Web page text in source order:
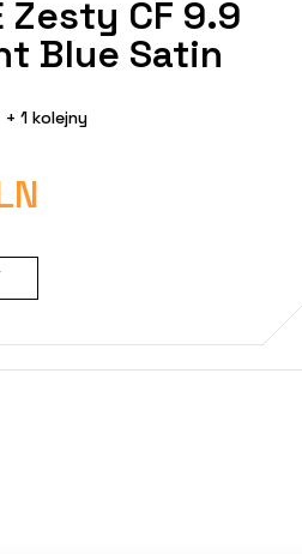
Zesty CF 9.9
Blue Satin
+ 1 kolejny